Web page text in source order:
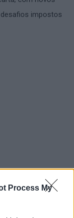
Process My
impostos